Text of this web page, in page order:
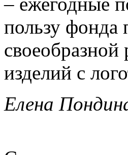
пользу фонда
изделий с
Елена